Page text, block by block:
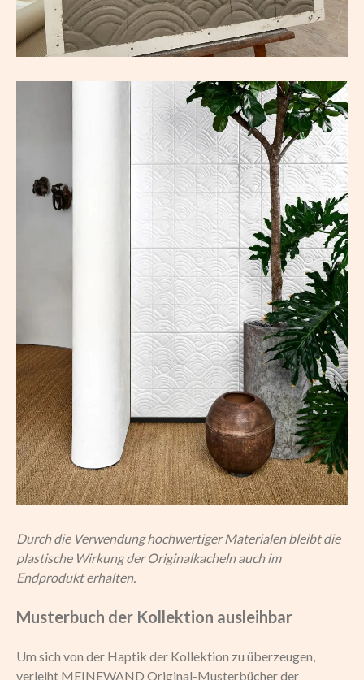
Durch die Verwendung hochwertiger Materialen bleibt die
plastische Wirkung der Originalkacheln auch im
Endprodukt erhalten.
Musterbuch der Kollektion ausleihbar
Um sich von der Haptik der Kollektion zu überzeugen,
verleiht MEINEWAND Original-Musterbücher der